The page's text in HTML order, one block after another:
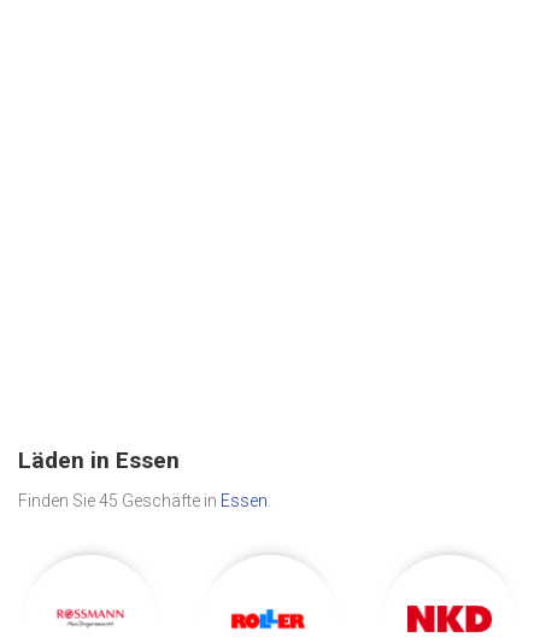
Läden in Essen
Finden Sie 45 Geschäfte in Essen